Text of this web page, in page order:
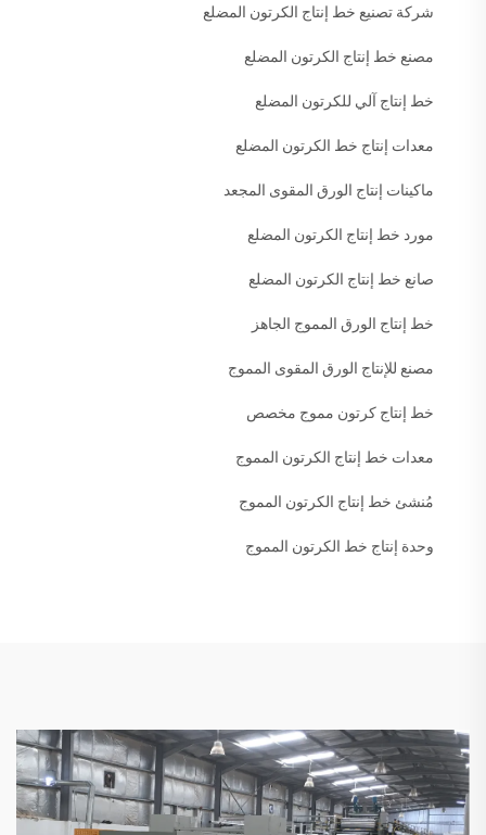
شركة تصنيع خط إنتاج الكرتون المضلع
مصنع خط إنتاج الكرتون المضلع
خط إنتاج آلي للكرتون المضلع
معدات إنتاج خط الكرتون المضلع
ماكينات إنتاج الورق المقوى المجعد
مورد خط إنتاج الكرتون المضلع
صانع خط إنتاج الكرتون المضلع
خط إنتاج الورق المموج الجاهز
مصنع للإنتاج الورق المقوى المموج
خط إنتاج كرتون مموج مخصص
معدات خط إنتاج الكرتون المموج
مُنشئ خط إنتاج الكرتون المموج
وحدة إنتاج خط الكرتون المموج